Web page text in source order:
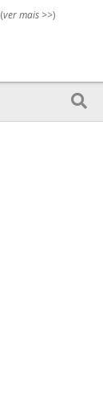
(ver mais >>)